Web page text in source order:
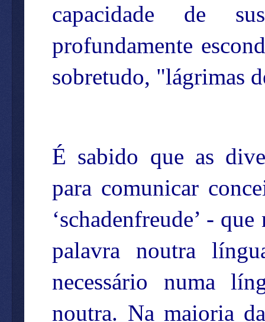
capacidade de
profundamente
sobretudo, "lágrimas
É sabido que as
para comunicar
‘schadenfreude’ -
palavra noutra
necessário numa
noutra. Na maioria